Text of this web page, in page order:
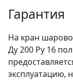
Гарантия
На кран
Ду 200 Ру 16
эксплуатацию,